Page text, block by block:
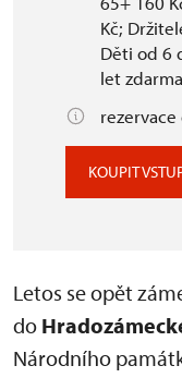
Kč;
Děti od 6
let zdarma
KOUPIT
Letos se opět
do
Národního